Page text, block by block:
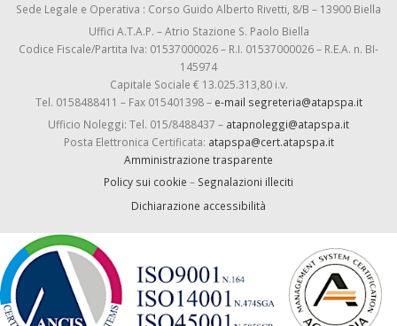
Sede Legale e Operativa : Corso Guido Alberto Rivetti, 8/B – 13900 Biella
Uffici A.T.A.P. – Atrio Stazione S. Paolo Biella
Codice Fiscale/Partita Iva: 01537000026 – R.I. 01537000026 – R.E.A. n. BI-
145974
Capitale Sociale € 13.025.313,80 i.v.
Tel. 0158488411 – Fax 015401398 – e-mail segreteria@atapspa.it
Ufficio Noleggi: Tel. 015/8488437 – atapnoleggi@atapspa.it
Posta Elettronica Certificata: atapspa@cert.atapspa.it
Amministrazione trasparente
Policy sui cookie – Segnalazioni illeciti
Dichiarazione accessibilità